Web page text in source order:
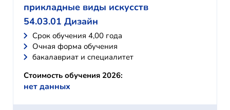
прикладные виды искусств
54.03.01 Дизайн
Cрок обучения 4,00 года
Очная форма обучения
бакалавриат и специалитет
Стоимость обучения 2026:
нет данных